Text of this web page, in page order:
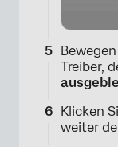
Treiber,
Klicken
weiter